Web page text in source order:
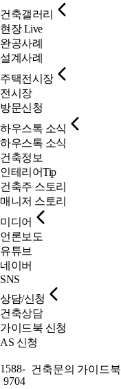
건축갤러리
현장 Live
완공사례
설계사례
주택전시장
전시장
방문신청
하우스톡 소식
하우스톡 소식
건축정보
인테리어Tip
건축주 스토리
매니저 스토리
미디어
언론보도
유튜브
네이버
SNS
상담/신청
건축상담
가이드북 신청
AS 신청
1588-
9704
건축문의 가이드북